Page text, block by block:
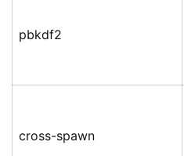
pbkdf2
cross-spawn